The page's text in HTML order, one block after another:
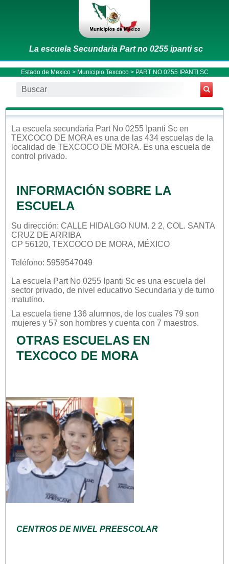
La escuela Secundaria Part no 0255 ipanti sc
Estado de Mexico> Municipio Texcoco> PART NO 0255 IPANTI SC
La escuela secundaria Part No 0255 Ipanti Sc en
TEXCOCO DE MORA es una de las 434 escuelas de la
localidad de TEXCOCO DE MORA. Es una escuela de
control privado.
INFORMACIÓN SOBRE LA
ESCUELA
Su dirección: CALLE HIDALGO NUM. 2 2, COL. SANTA
CRUZ DE ARRIBA
CP 56120, TEXCOCO DE MORA, MÉXICO
Teléfono: 5959547049
La escuela Part No 0255 Ipanti Sc es una escuela del
sector privado, de nivel educativo Secundaria y de turno
matutino.
La escuela tiene 136 alumnos, de los cuales 79 son
mujeres y 57 son hombres y cuenta con 7 maestros.
OTRAS ESCUELAS EN
TEXCOCO DE MORA
CENTROS DE NIVEL PREESCOLAR